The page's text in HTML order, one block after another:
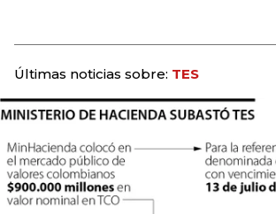
Últimas noticias sobre: TES